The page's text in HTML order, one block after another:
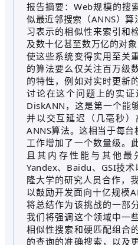
报告摘要：Web规模的搜
似最近邻搜索（ANNS）
习表示的相似性来索引和
及数十亿甚至数万亿的对
使这些系统变得实用至关
的算法要么仅关注百万级
的特性，例如对实时更新
讨论在这个问题上的实
DiskANN，这是第一个能
并以交互延迟（几毫秒
ANNS算法。这相当于每
工作增加了一个数量级。
且其内存性能与其他最
Yandex、Baidu、GSI技
隆大学的研究人员合作，
以鼓励开发面向十亿规模
将总结作为该挑战的一部
我们将强调这个领域中一
相似性搜索和硬匹配组合
的查询的准确搜索，以及